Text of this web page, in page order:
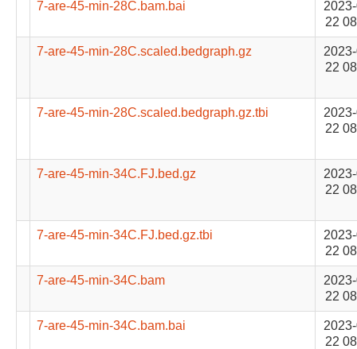
7-are-45-min-28C.bam.bai
22
7-are-45-min-28C.scaled.bedgraph.gz
22
7-are-45-min-28C.scaled.bedgraph.gz.tbi
22
7-are-45-min-34C.FJ.bed.gz
22
7-are-45-min-34C.FJ.bed.gz.tbi
22
7-are-45-min-34C.bam
22
7-are-45-min-34C.bam.bai
22